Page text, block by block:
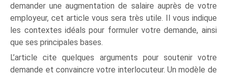
demander une augmentation de salaire auprès de votre
employeur, cet article vous sera très utile. Il vous indique
les contextes idéals pour formuler votre demande, ainsi
que ses principales bases.
L’article cite quelques arguments pour soutenir votre
demande et convaincre votre interlocuteur. Un modèle de